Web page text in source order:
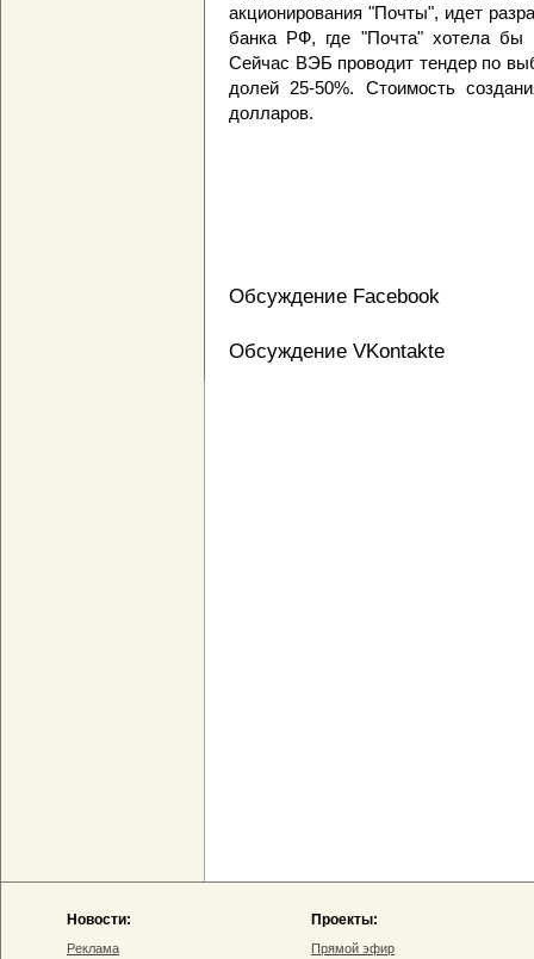
акционирования "Почты", идет
банка РФ, где "Почта" хотела бы
Сейчас ВЭБ проводит тендер по
долей 25-50%. Стоимость
долларов.
Обсуждение Facebook
Обсуждение VKontakte
Новости:
Реклама
Проекты:
Прямой эфир